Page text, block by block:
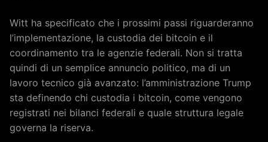
Witt ha specificato che i prossimi passi riguarderanno
l’implementazione, la custodia dei bitcoin e il
coordinamento tra le agenzie federali. Non si tratta
quindi di un semplice annuncio politico, ma di un
lavoro tecnico già avanzato: l’amministrazione Trump
sta definendo chi custodia i bitcoin, come vengono
registrati nei bilanci federali e quale struttura legale
governa la riserva.